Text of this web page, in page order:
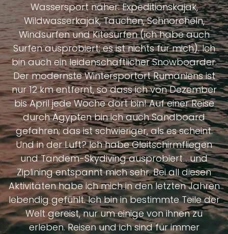
Wassersport näher: Expeditionskajak,
Wildwasserkajak, Tauchen, Schnorcheln,
Windsurfen und Kitesurfen (ich habe auch
Surfen ausprobiert; es ist nichts für mich). Ich
bin auch ein leidenschaftlicher Snowboarder.
Der modernste Wintersportort Rumäniens ist
nur 12 km entfernt, so dass ich von Dezember
bis April jede Woche dort bin! Auf einer Reise
durch Ägypten bin ich auch Sandboard
gefahren; das ist schwieriger, als es scheint.
Und in der Luft? Ich habe Gleitschirmfliegen
und Tandem-Skydiving ausprobiert... und
Ziplining entspannt mich sehr. Bei all diesen
Aktivitäten habe ich mich in den letzten Jahren
lebendig gefühlt. Ich bin in bestimmte Teile der
Welt gereist, nur um einige von ihnen zu
erleben. Reisen und ich sind für immer